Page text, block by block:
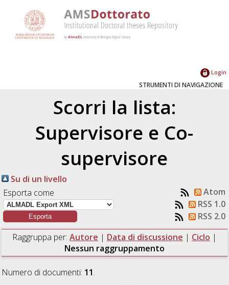
Login
STRUMENTI DI NAVIGAZIONE
Scorri la lista:
Supervisore e Co-
supervisore
Su di un livello
Esporta come
Atom
RSS 1.0
RSS 2.0
Raggruppa per: Autore | Data di discussione | Ciclo |
Nessun raggruppamento
Numero di documenti: 11.